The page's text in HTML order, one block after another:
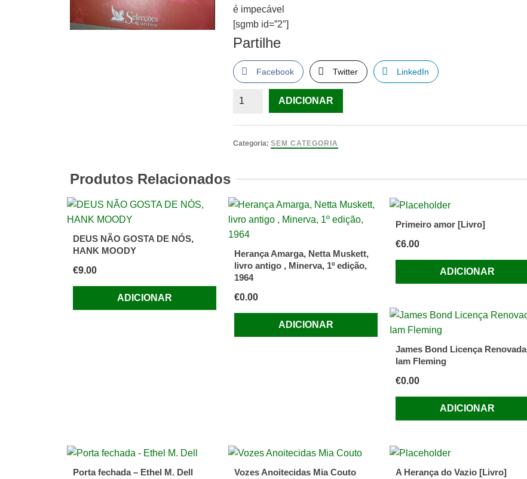
é impecável
[sgmb id=”2″]
Partilhe
Facebook Twitter LinkedIn
Quantidade
Planeta
ADICIONAR
Categoria:SEM CATEGORIA
Produtos Relacionados
DEUS NÃO GOSTA DE NÓS,
HANK MOODY
€9.00
ADICIONAR
Herança Amarga, Netta Muskett,
livro antigo , Minerva, 1º edição,
1964
€0.00
ADICIONAR
Primeiro amor [Livro]
€6.00
ADICIONAR
James Bond Licença Renovada
Iam Fleming
€0.00
ADICIONAR
Porta fechada – Ethel M. Dell Vozes Anoitecidas Mia Couto A Herança do Vazio [Livro]